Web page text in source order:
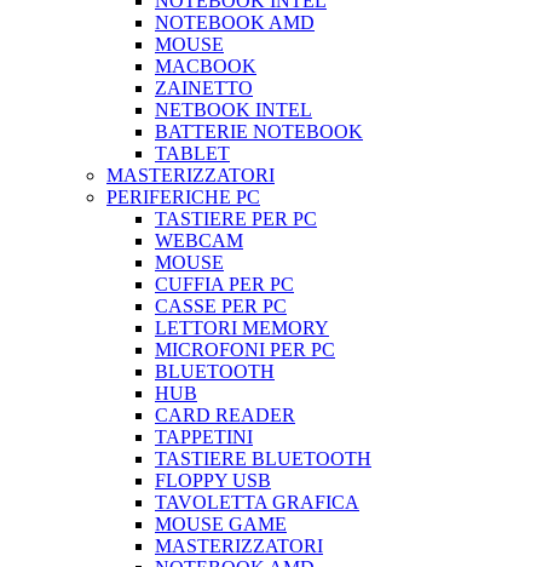
NOTEBOOK AMD
MOUSE
MACBOOK
ZAINETTO
NETBOOK INTEL
BATTERIE NOTEBOOK
TABLET
MASTERIZZATORI
PERIFERICHE PC
TASTIERE PER PC
WEBCAM
MOUSE
CUFFIA PER PC
CASSE PER PC
LETTORI MEMORY
MICROFONI PER PC
BLUETOOTH
HUB
CARD READER
TAPPETINI
TASTIERE BLUETOOTH
FLOPPY USB
TAVOLETTA GRAFICA
MOUSE GAME
MASTERIZZATORI